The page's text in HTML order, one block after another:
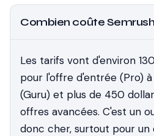
Combien coûte
Les tarifs vont d'environ
pour l'offre d'entrée (Pro)
(Guru) et plus de 450
offres avancées. C'est un
donc cher, surtout pour un